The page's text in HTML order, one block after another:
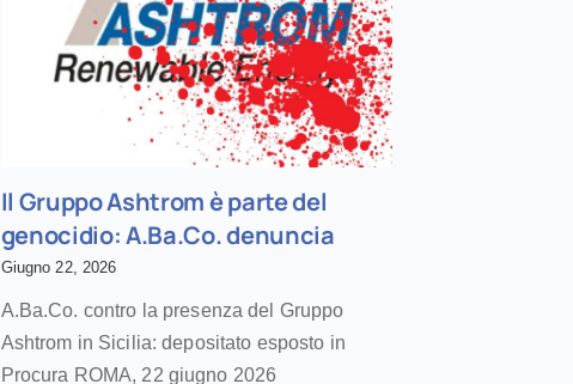
Il Gruppo Ashtrom è parte del
genocidio: A.Ba.Co. denuncia
Giugno 22, 2026
A.Ba.Co. contro la presenza del Gruppo
Ashtrom in Sicilia: depositato esposto in
Procura ROMA, 22 giugno 2026